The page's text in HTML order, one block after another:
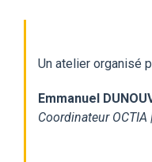
Un atelier organisé
Emmanuel
Coordinateur OCTIA